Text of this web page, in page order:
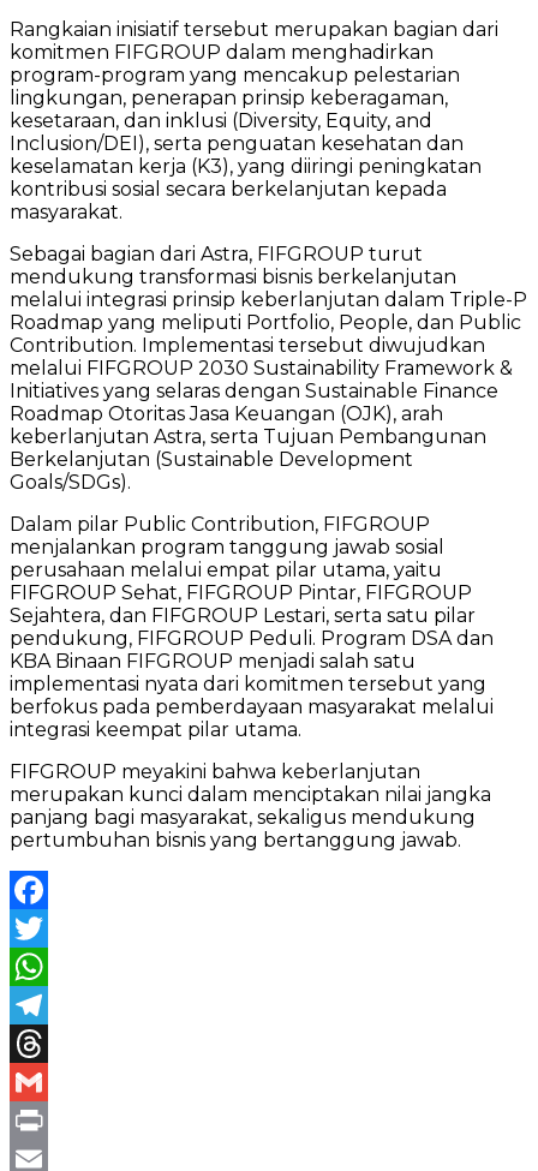
Rangkaian inisiatif tersebut merupakan bagian dari
komitmen FIFGROUP dalam menghadirkan
program-program yang mencakup pelestarian
lingkungan, penerapan prinsip keberagaman,
kesetaraan, dan inklusi (Diversity, Equity, and
Inclusion/DEI), serta penguatan kesehatan dan
keselamatan kerja (K3), yang diiringi peningkatan
kontribusi sosial secara berkelanjutan kepada
masyarakat.
Sebagai bagian dari Astra, FIFGROUP turut
mendukung transformasi bisnis berkelanjutan
melalui integrasi prinsip keberlanjutan dalam Triple-P
Roadmap yang meliputi Portfolio, People, dan Public
Contribution. Implementasi tersebut diwujudkan
melalui FIFGROUP 2030 Sustainability Framework &
Initiatives yang selaras dengan Sustainable Finance
Roadmap Otoritas Jasa Keuangan (OJK), arah
keberlanjutan Astra, serta Tujuan Pembangunan
Berkelanjutan (Sustainable Development
Goals/SDGs).
Dalam pilar Public Contribution, FIFGROUP
menjalankan program tanggung jawab sosial
perusahaan melalui empat pilar utama, yaitu
FIFGROUP Sehat, FIFGROUP Pintar, FIFGROUP
Sejahtera, dan FIFGROUP Lestari, serta satu pilar
pendukung, FIFGROUP Peduli. Program DSA dan
KBA Binaan FIFGROUP menjadi salah satu
implementasi nyata dari komitmen tersebut yang
berfokus pada pemberdayaan masyarakat melalui
integrasi keempat pilar utama.
FIFGROUP meyakini bahwa keberlanjutan
merupakan kunci dalam menciptakan nilai jangka
panjang bagi masyarakat, sekaligus mendukung
pertumbuhan bisnis yang bertanggung jawab.
Facebook
Twitter
WhatsApp
Telegram
Threads
Gmail
Print